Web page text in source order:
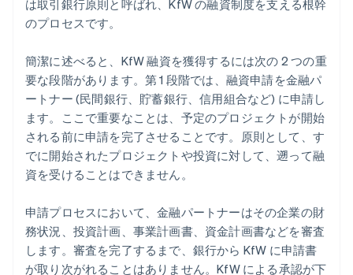
は取引銀行原則と呼ばれ、KfW の融資制度を支える根幹
のプロセスです。
簡潔に述べると、KfW 融資を獲得するには次の 2 つの重
要な段階があります。第 1 段階では、融資申請を金融パ
ートナー (民間銀行、貯蓄銀行、信用組合など) に申請し
ます。ここで重要なことは、予定のプロジェクトが開始
される前に申請を完了させることです。原則として、す
でに開始されたプロジェクトや投資に対して、遡って融
資を受けることはできません。
申請プロセスにおいて、金融パートナーはその企業の財
務状況、投資計画、事業計画書、資金計画書などを審査
します。審査を完了するまで、銀行から KfW に申請書
が取り次がれることはありません。KfW による承認が下